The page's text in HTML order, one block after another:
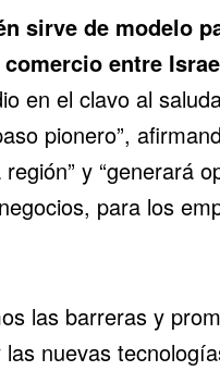
sirve de modelo
entre
en el clavo al
pionero”,
y “generará
para los
las barreras y
nuevas